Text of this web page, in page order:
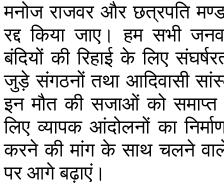
मनोज राजवर और छत्रपति
रद्द किया जाए। हम सभी
बंदियों की रिहाई के लिए
जुड़े संगठनों तथा आदिवासी
इन मौत की सजाओं को समाप्त
लिए व्यापक आंदोलनों का
करने की मांग के साथ चलने
पर आगे बढ़ाएं।